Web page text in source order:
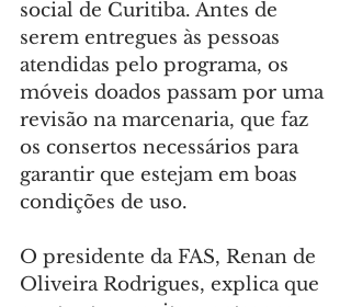
social de Curitiba. Antes de
serem entregues às pessoas
atendidas pelo programa, os
móveis doados passam por uma
revisão na marcenaria, que faz
os consertos necessários para
garantir que estejam em boas
condições de uso.
O presidente da FAS, Renan de
Oliveira Rodrigues, explica que